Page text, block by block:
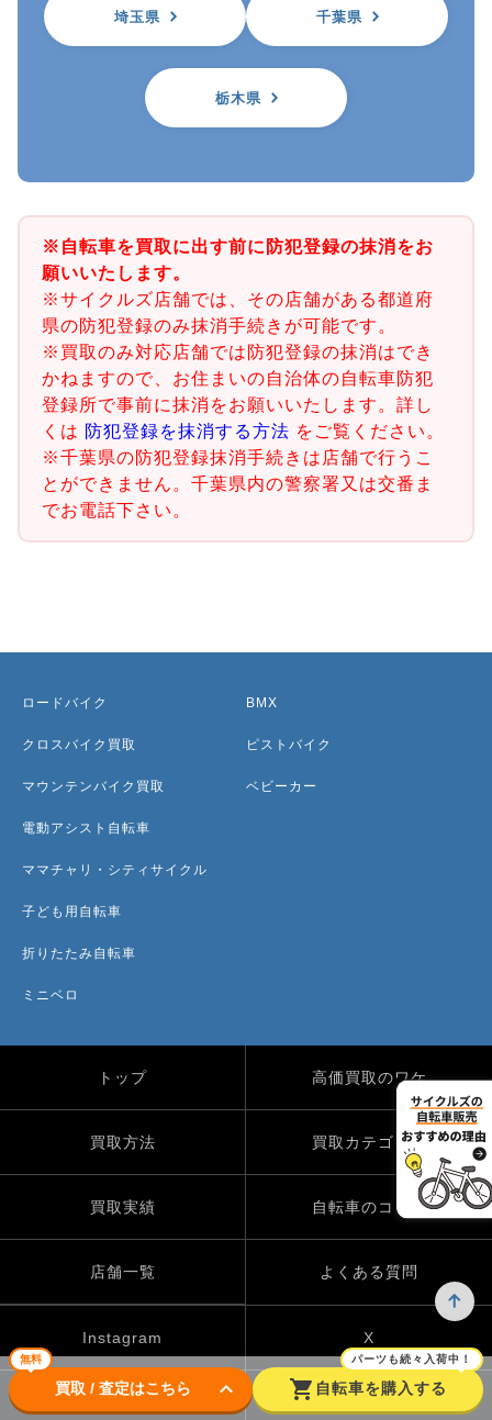
埼玉県 千葉県
栃木県
※自転車を買取に出す前に防犯登録の抹消をお
願いいたします。
※サイクルズ店舗では、その店舗がある都道府
県の防犯登録のみ抹消手続きが可能です。
※買取のみ対応店舗では防犯登録の抹消はでき
かねますので、お住まいの自治体の自転車防犯
登録所で事前に抹消をお願いいたします。詳し
くは 防犯登録を抹消する方法 をご覧ください。
※千葉県の防犯登録抹消手続きは店舗で行うこ
とができません。千葉県内の警察署又は交番ま
でお電話下さい。
無料
買取 / 査定はこちら keyboard_arrow_down shopping_cart
パーツも続々入荷中！
自転車を購入する
ロードバイク
クロスバイク買取
マウンテンバイク買取
電動アシスト自転車
ママチャリ・シティサイクル
子ども用自転車
折りたたみ自転車
ミニベロ
BMX
ピストバイク
ベビーカー
トップ 高価買取のワケ
買取方法 買取カテゴリー
買取実績 自転車のコラム
店舗一覧 よくある質問
Instagram X